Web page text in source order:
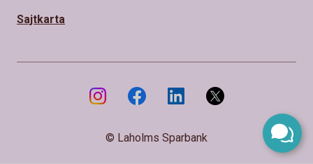
Sajtkarta
© Laholms Sparbank